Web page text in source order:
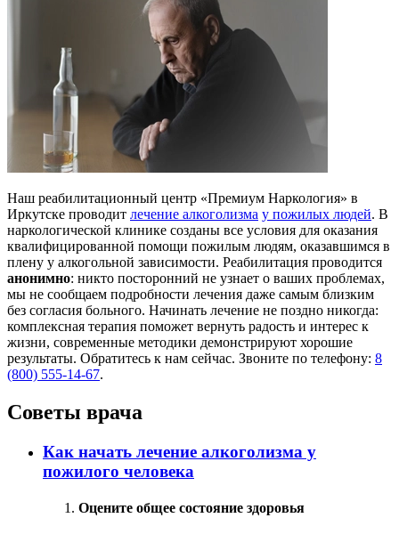
Наш реабилитационный центр «Премиум Наркология» в
Иркутске проводит лечение алкоголизма у пожилых людей. В
наркологической клинике созданы все условия для оказания
квалифицированной помощи пожилым людям, оказавшимся в
плену у алкогольной зависимости. Реабилитация проводится
анонимно: никто посторонний не узнает о ваших проблемах,
мы не сообщаем подробности лечения даже самым близким
без согласия больного. Начинать лечение не поздно никогда:
комплексная терапия поможет вернуть радость и интерес к
жизни, современные методики демонстрируют хорошие
результаты. Обратитесь к нам сейчас. Звоните по телефону: 8
(800) 555-14-67.
Советы врача
Как начать лечение алкоголизма у
пожилого человека
Оцените общее состояние здоровья